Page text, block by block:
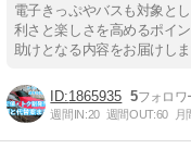
電子きっぷやバスも対象と
利さと楽しさを高めるポイ
助けとなる内容をお届けしま
1865935 5
週間IN:20 週間OUT:60 月